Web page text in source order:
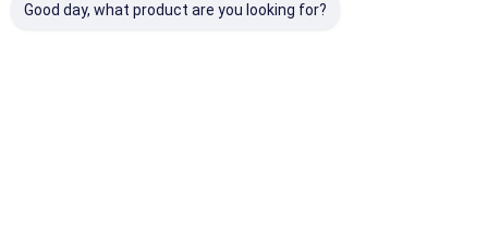
Regierungs-Kiosk
Good day, what product are you looking for?